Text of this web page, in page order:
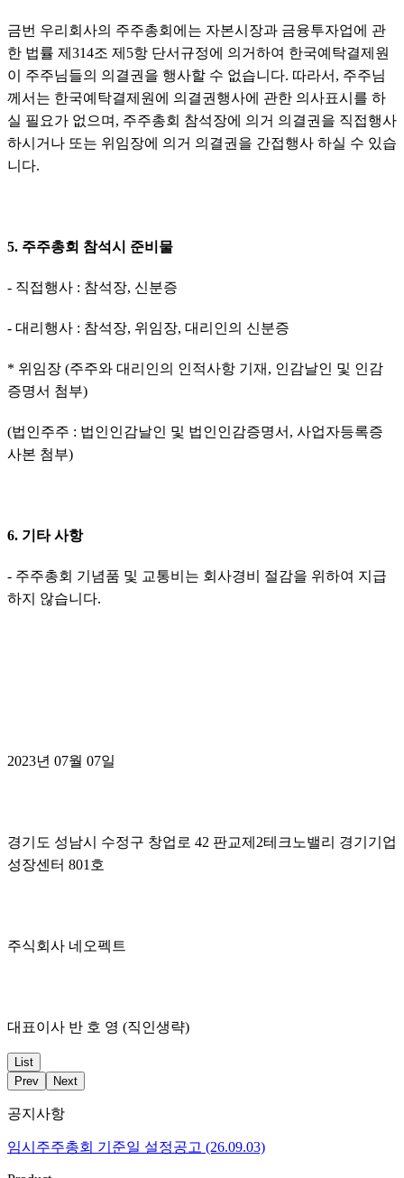
금번 우리회사의 주주총회에는 자본시장과 금융투자업에 관
한 법률 제314조 제5항 단서규정에 의거하여 한국예탁결제원
이 주주님들의 의결권을 행사할 수 없습니다. 따라서, 주주님
께서는 한국예탁결제원에 의결권행사에 관한 의사표시를 하
실 필요가 없으며, 주주총회 참석장에 의거 의결권을 직접행사
하시거나 또는 위임장에 의거 의결권을 간접행사 하실 수 있습
니다.
5. 주주총회 참석시 준비물
- 직접행사 : 참석장, 신분증
- 대리행사 : 참석장, 위임장, 대리인의 신분증
* 위임장 (주주와 대리인의 인적사항 기재, 인감날인 및 인감
증명서 첨부)
(법인주주 : 법인인감날인 및 법인인감증명서, 사업자등록증
사본 첨부)
6. 기타 사항
- 주주총회 기념품 및 교통비는 회사경비 절감을 위하여 지급
하지 않습니다.
2023년 07월 07일
경기도 성남시 수정구 창업로 42 판교제2테크노밸리 경기기업
성장센터 801호
주식회사 네오펙트
대표이사 반 호 영 (직인생략)
List
Prev
Next
공지사항
임시주주총회 기준일 설정공고 (26.09.03)